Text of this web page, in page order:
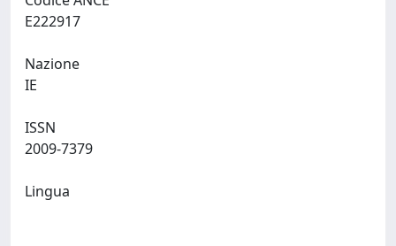
Nazione
ISSN
Lingua